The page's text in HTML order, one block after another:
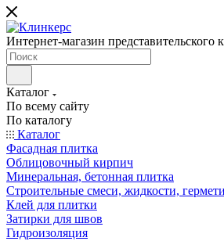
Интернет-магазин представительского
Каталог
По всему сайту
По каталогу
Каталог
Фасадная плитка
Облицовочный кирпич
Минеральная, бетонная плитка
Строительные смеси, жидкости,
Клей для плитки
Затирки для швов
Гидроизоляция